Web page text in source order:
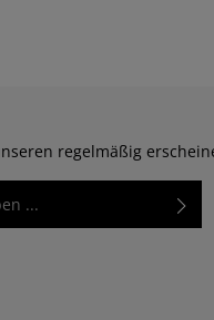
regelmäßig